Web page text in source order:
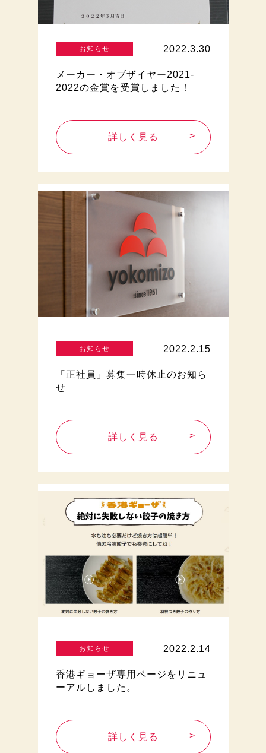
お知らせ 2022.3.30
メーカー・オブザイヤー2021-
2022の金賞を受賞しました！
詳しく見る
お知らせ 2022.2.15
「正社員」募集一時休止のお知ら
せ
詳しく見る
お知らせ 2022.2.14
香港ギョーザ専用ページをリニュ
ーアルしました。
詳しく見る